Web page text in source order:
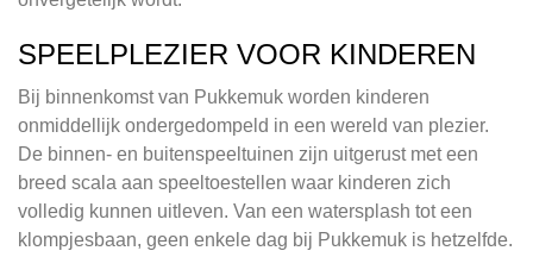
SPEELPLEZIER VOOR KINDEREN
Bij binnenkomst van Pukkemuk worden kinderen
onmiddellijk ondergedompeld in een wereld van plezier.
De binnen- en buitenspeeltuinen zijn uitgerust met een
breed scala aan speeltoestellen waar kinderen zich
volledig kunnen uitleven. Van een watersplash tot een
klompjesbaan, geen enkele dag bij Pukkemuk is hetzelfde.